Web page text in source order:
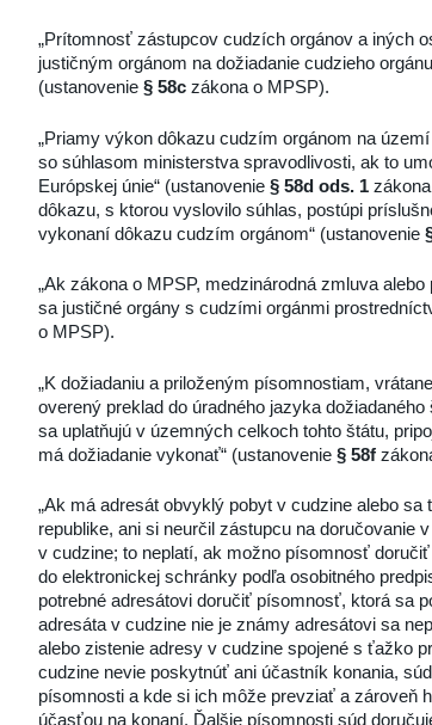
„Prítomnosť zástupcov cudzích orgánov a iných
justičným orgánom na dožiadanie cudzieho
(ustanovenie § 58c zákona o MPSP).
„Priamy výkon dôkazu cudzím orgánom na
so súhlasom ministerstva spravodlivosti, ak to
Európskej únie“ (ustanovenie § 58d ods. 1
dôkazu, s ktorou vyslovilo súhlas, postúpi
vykonaní dôkazu cudzím orgánom“ (ustanovenie
„Ak zákona o MPSP, medzinárodná zmluva
sa justičné orgány s cudzími orgánmi
o MPSP).
„K dožiadaniu a priloženým písomnostiam,
overený preklad do úradného jazyka
sa uplatňujú v územných celkoch tohto štátu,
má dožiadanie vykonať“ (ustanovenie § 58f
„Ak má adresát obvyklý pobyt v cudzine alebo
republike, ani si neurčil zástupcu na doručovanie
v cudzine; to neplatí, ak možno písomnosť
do elektronickej schránky podľa osobitného
potrebné adresátovi doručiť písomnosť, ktorá sa
adresáta v cudzine nie je známy adresátovi sa
alebo zistenie adresy v cudzine spojené s ťažko
cudzine nevie poskytnúť ani účastník konania,
písomnosti a kde si ich môže prevziať a zároveň
účasťou na konaní. Ďalšie písomnosti súd